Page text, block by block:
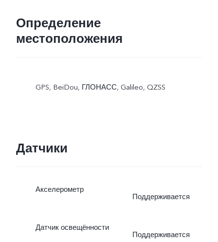
Определение
местоположения
GPS, BeiDou, ГЛОНАСС, Galileo, QZSS
Датчики
Акселерометр
Поддерживается
Датчик освещённости
Поддерживается